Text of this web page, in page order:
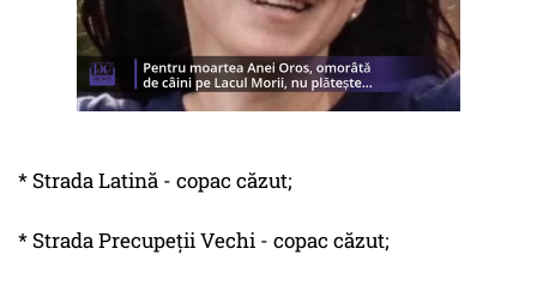
* Strada Latină - copac căzut;
* Strada Precupeţii Vechi - copac căzut;